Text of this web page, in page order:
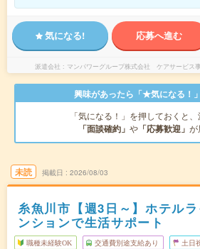
気になる! 応募へ進む
派遣会社 マンパワーグループ株式会社 ケアサービス
興味があったら「★気になる！
「気になる！」を押しておくと
「面談確約」 や 「応募歓迎」 が
未読 掲載日 2026/08/03
糸魚川市【週3日～】ホテル
ンションで生活サポート
職種未経験OK 交通費別途支給あり 土日